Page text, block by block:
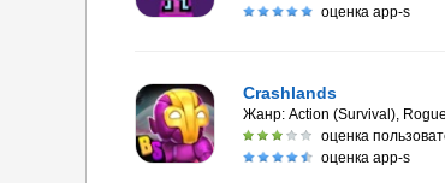
оценка app-s
Crashlands
Жанр: Action (Survival),
оценка
оценка app-s